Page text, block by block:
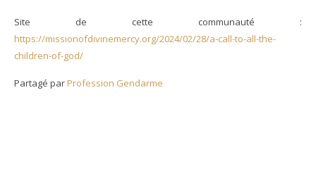
Site de cette communauté :
https://missionofdivinemercy.org/2024/02/28/a-call-to-all-the-
children-of-god/
Partagé parProfession Gendarme